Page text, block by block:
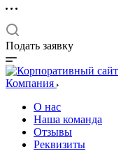
Подать заявку
Компания
О нас
Наша команда
Отзывы
Реквизиты